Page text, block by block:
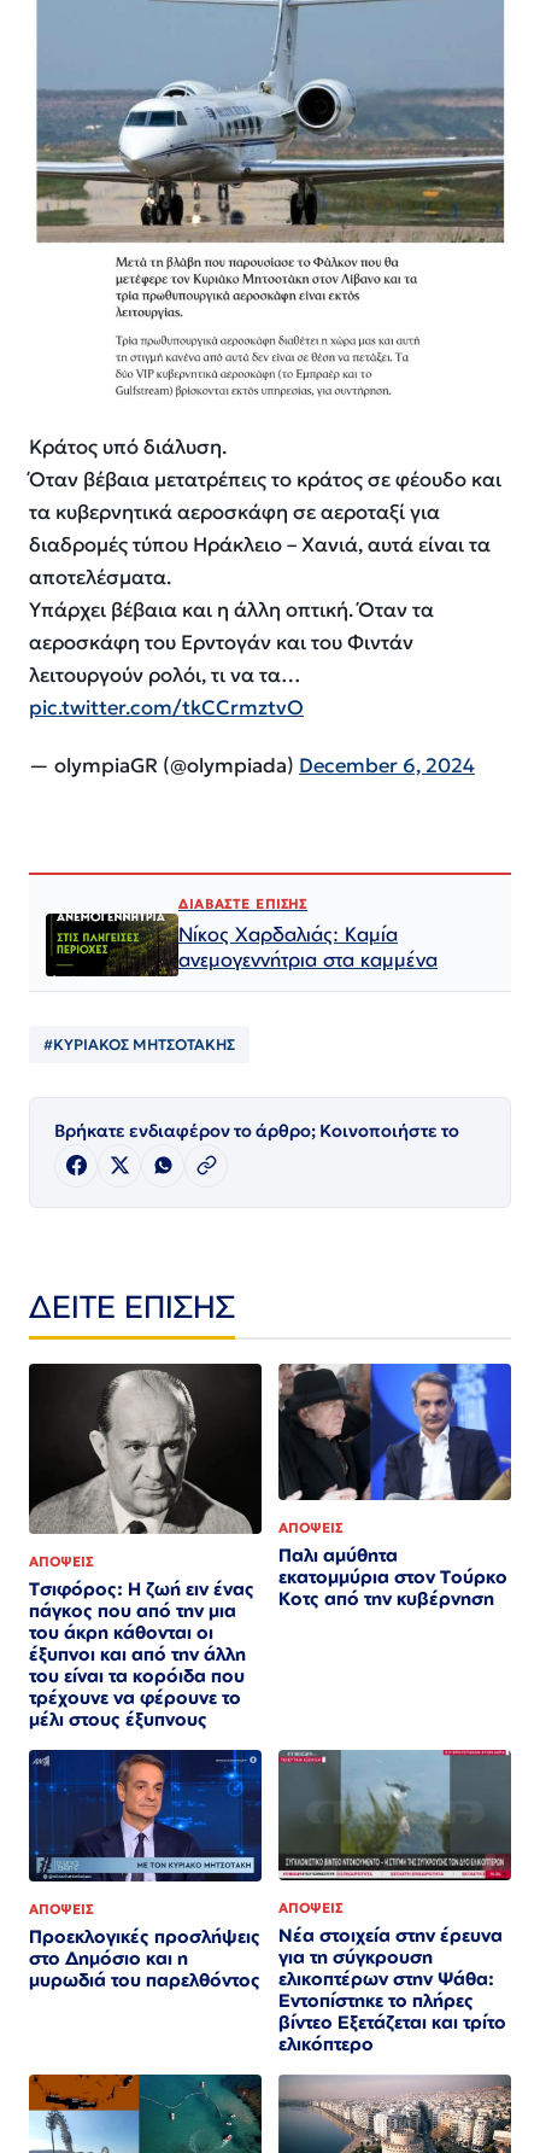
Κράτος υπό διάλυση.
Όταν βέβαια μετατρέπεις το κράτος σε φέουδο και
τα κυβερνητικά αεροσκάφη σε αεροταξί για
διαδρομές τύπου Ηράκλειο – Χανιά, αυτά είναι τα
αποτελέσματα.
Υπάρχει βέβαια και η άλλη οπτική. Όταν τα
αεροσκάφη του Ερντογάν και του Φιντάν
λειτουργούν ρολόι, τι να τα…
pic.twitter.com/tkCCrmztvO
— olympiaGR (@olympiada) December 6, 2024
ΔΙΑΒΑΣΤΕ ΕΠΙΣΗΣ
Νίκος Χαρδαλιάς: Καμία
ανεμογεννήτρια στα καμμένα
#ΚΥΡΙΑΚΟΣ ΜΗΤΣΟΤΑΚΗΣ
Βρήκατε ενδιαφέρον το άρθρο; Κοινοποιήστε το
ΔΕΙΤΕ ΕΠΙΣΗΣ
ΑΠΟΨΕΙΣ
Τσιφόρος: Η ζωή ειν ένας
πάγκος που από την μια
του άκρη κάθονται οι
έξυπνοι και από την άλλη
του είναι τα κορόιδα που
τρέχουνε να φέρουνε το
μέλι στους έξυπνους
ΑΠΟΨΕΙΣ
Παλι αμύθητα
εκατομμύρια στον Τούρκο
Κοτς από την κυβέρνηση
ΑΠΟΨΕΙΣ
Προεκλογικές προσλήψεις
στο Δημόσιο και η
μυρωδιά του παρελθόντος
ΑΠΟΨΕΙΣ
Νέα στοιχεία στην έρευνα
για τη σύγκρουση
ελικοπτέρων στην Ψάθα:
Εντοπίστηκε το πλήρες
βίντεο Εξετάζεται και τρίτο
ελικόπτερο​​​​​​​​​​​​​​​​​​​​​​​​​​​​​​​​​​​​​​​​​​​​​​​​​​